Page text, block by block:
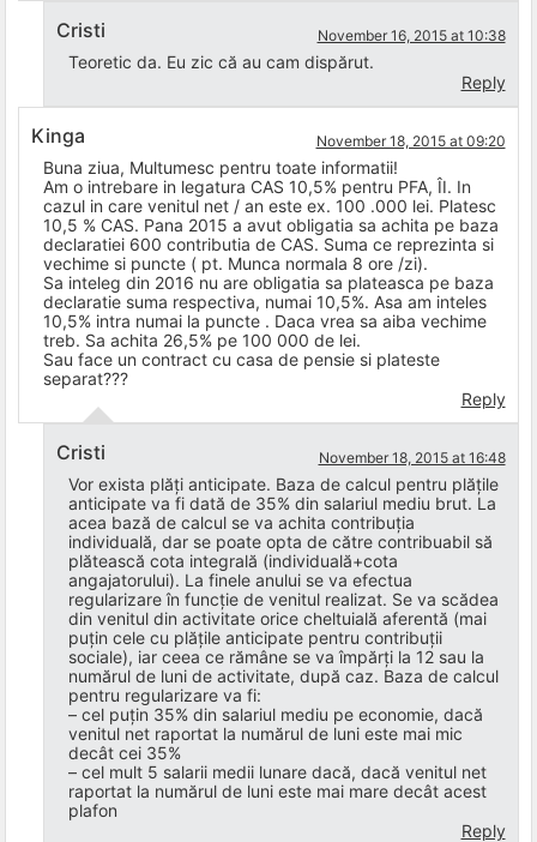
Cristi November 16, 2015 at 10:38
Teoretic da. Eu zic că au cam dispărut.
Reply
Kinga November 18, 2015 at 09:20
Buna ziua, Multumesc pentru toate informatii!
Am o intrebare in legatura CAS 10,5% pentru PFA, ÎI. In
cazul in care venitul net / an este ex. 100 .000 lei. Platesc
10,5 % CAS. Pana 2015 a avut obligatia sa achita pe baza
declaratiei 600 contributia de CAS. Suma ce reprezinta si
vechime si puncte ( pt. Munca normala 8 ore /zi).
Sa inteleg din 2016 nu are obligatia sa plateasca pe baza
declaratie suma respectiva, numai 10,5%. Asa am inteles
10,5% intra numai la puncte . Daca vrea sa aiba vechime
treb. Sa achita 26,5% pe 100 000 de lei.
Sau face un contract cu casa de pensie si plateste
separat???
Reply
Cristi November 18, 2015 at 16:48
Vor exista plăți anticipate. Baza de calcul pentru plățile
anticipate va fi dată de 35% din salariul mediu brut. La
acea bază de calcul se va achita contribuția
individuală, dar se poate opta de către contribuabil să
plătească cota integrală (individuală+cota
angajatorului). La finele anului se va efectua
regularizare în funcție de venitul realizat. Se va scădea
din venitul din activitate orice cheltuială aferentă (mai
puțin cele cu plățile anticipate pentru contribuții
sociale), iar ceea ce rămâne se va împărți la 12 sau la
numărul de luni de activitate, după caz. Baza de calcul
pentru regularizare va fi:
– cel puțin 35% din salariul mediu pe economie, dacă
venitul net raportat la numărul de luni este mai mic
decât cei 35%
– cel mult 5 salarii medii lunare dacă, dacă venitul net
raportat la numărul de luni este mai mare decât acest
plafon
Reply